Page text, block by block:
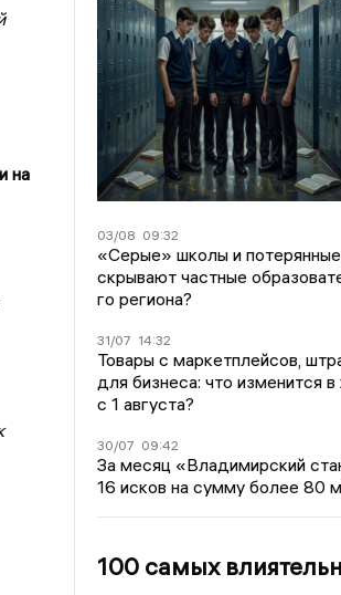
на
03/08 09:32
«Серые» школы и потерянные
скрывают частные
го региона?
31/07 14:32
Товары с маркетплейсов,
для бизнеса: что изменится
с 1 августа?
30/07 09:42
За месяц «Владимирский
16 исков на сумму более 80
100 самых